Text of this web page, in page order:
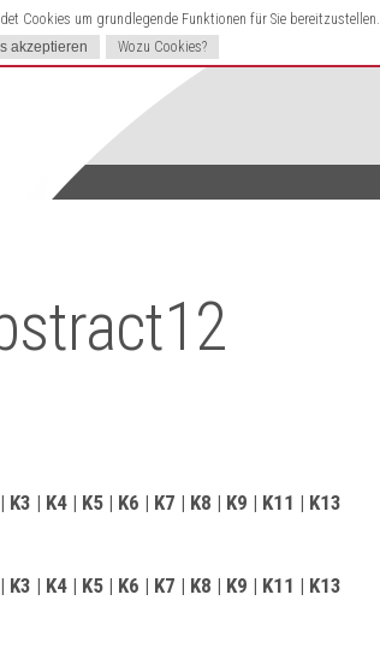
Cookies um grundlegende Funktionen für Sie
Wozu Cookies?
| K4 | K5 | K6 | K7 | K8 | K9 | K11 | K13
| K4 | K5 | K6 | K7 | K8 | K9 | K11 | K13